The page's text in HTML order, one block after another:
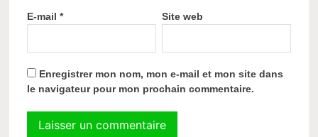
E-mail* Site web
Enregistrer mon nom, mon e-mail et mon site dans
le navigateur pour mon prochain commentaire.